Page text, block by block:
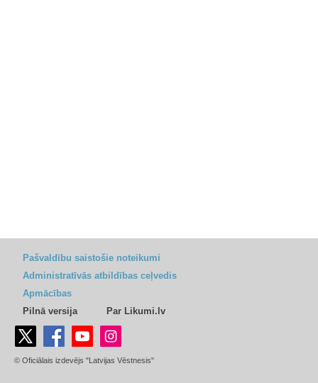
Pašvaldību saistošie noteikumi
Administratīvās atbildības ceļvedis
Apmācības
Pilnā versija
Par Likumi.lv
© Oficiālais izdevējs "Latvijas Vēstnesis"